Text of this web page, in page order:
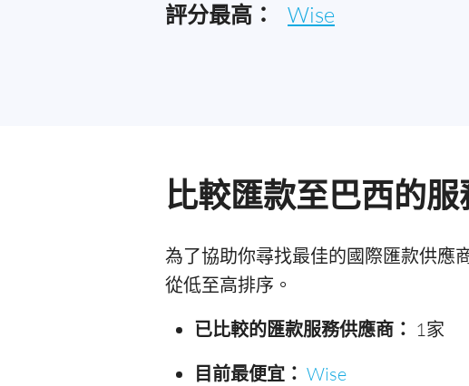
評分最高： Wise
比較匯款至巴西的
為了協助你尋找最佳的國際匯款供應
從低至高排序。
已比較的匯款服務供應商： 1家
目前最便宜： Wise